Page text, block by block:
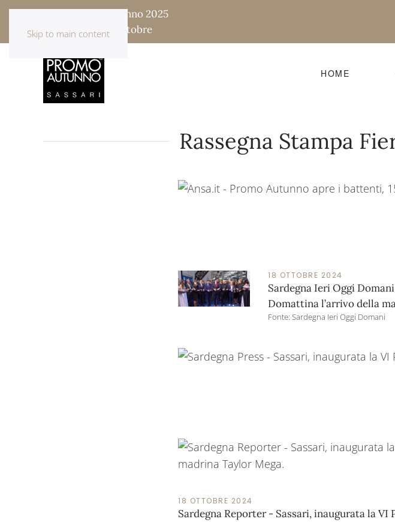
Skip to main content
Fiera Promo Autunno 2025
17 - 18 - 19 - 20 Ottobre
HOME
Rassegna Stampa
18 OTTOBRE 2024
Sardegna Ieri Oggi
Domattina l’arrivo della
Fonte: Sardegna Ieri Oggi Domani
18 OTTOBRE 2024
Sardegna Reporter - Sassari, inaugurata la